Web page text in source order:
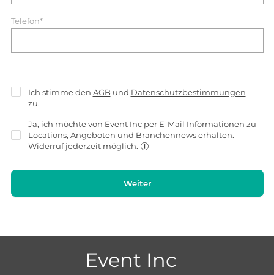
Telefon*
Ich stimme den AGB und Datenschutzbestimmungen
zu.
Ja, ich möchte von Event Inc per E-Mail Informationen zu
Locations, Angeboten und Branchennews erhalten.
Widerruf jederzeit möglich.
Weiter
Event Inc